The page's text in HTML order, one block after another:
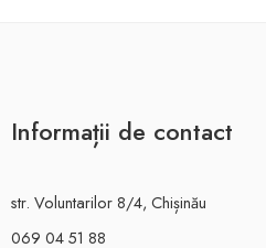
Informații de contact
str. Voluntarilor 8/4, Chișinău
069 04 51 88